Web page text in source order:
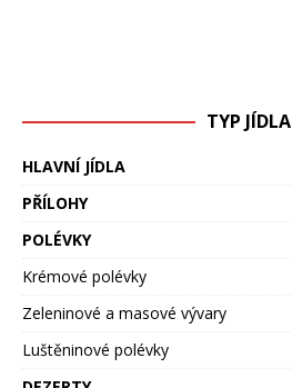
TYP JÍDLA
HLAVNÍ JÍDLA
PŘÍLOHY
POLÉVKY
Krémové polévky
Zeleninové a masové vývary
Luštěninové polévky